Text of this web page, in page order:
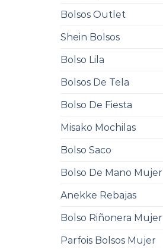
Bolsos Outlet
Shein Bolsos
Bolso Lila
Bolsos De Tela
Bolso De Fiesta
Misako Mochilas
Bolso Saco
Bolso De Mano Mujer
Anekke Rebajas
Bolso Riñonera Mujer
Parfois Bolsos Mujer